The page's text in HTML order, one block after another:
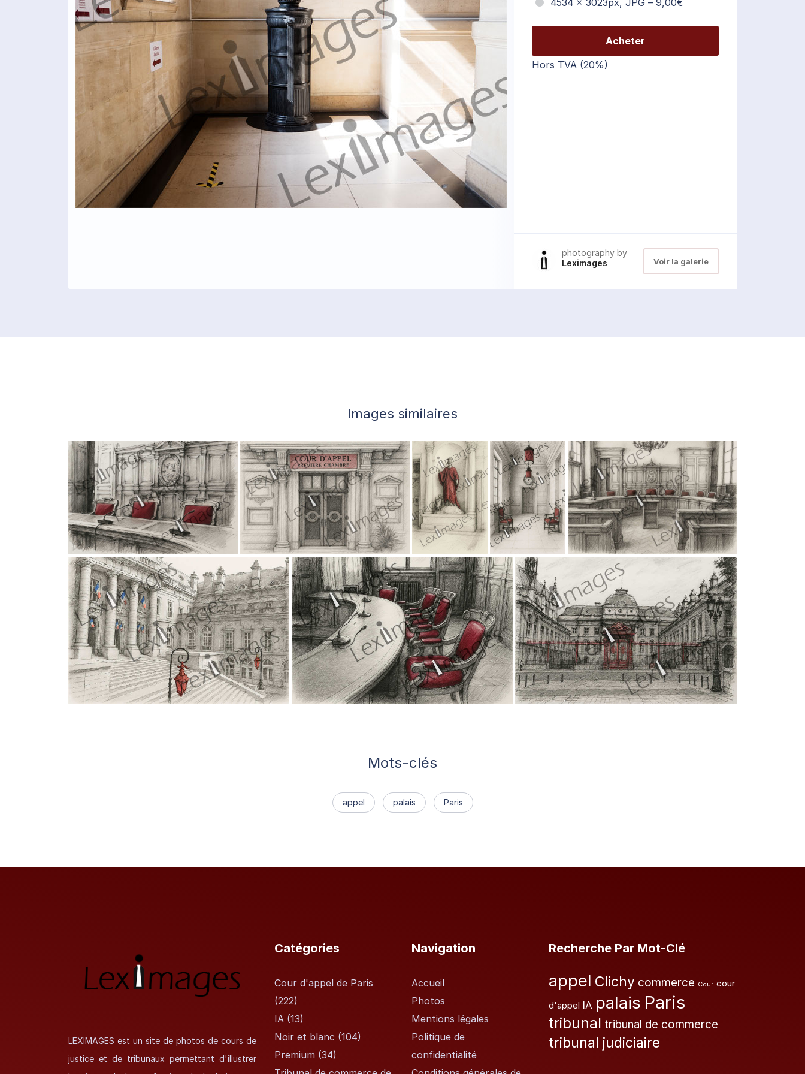
Acheter
Hors TVA (20%)
photography by
Leximages
Voir la galerie
Images similaires
Mots-clés
appel palais Paris
LEXIMAGES est un site de photos de cours de
justice et de tribunaux permettant d'illustrer
Catégories
Cour d'appel de Paris
(222)
IA(13)
Noir et blanc (104)
Premium(34)
Navigation
Accueil
Photos
Mentions légales
Politique de
confidentialité
Recherche Par Mot-Clé
appel Clichy commerce Cour cour
d'appel IA palais Paris
tribunal tribunal de commerce
tribunal judiciaire